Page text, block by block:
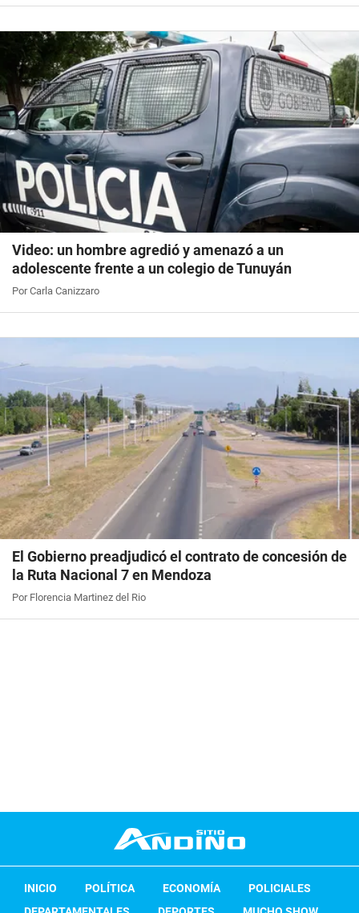
Video: un hombre agredió y amenazó a un
adolescente frente a un colegio de Tunuyán
Por Carla Canizzaro
El Gobierno preadjudicó el contrato de concesión de
la Ruta Nacional 7 en Mendoza
Por Florencia Martinez del Rio
INICIO POLÍTICA ECONOMÍA
POLICIALES